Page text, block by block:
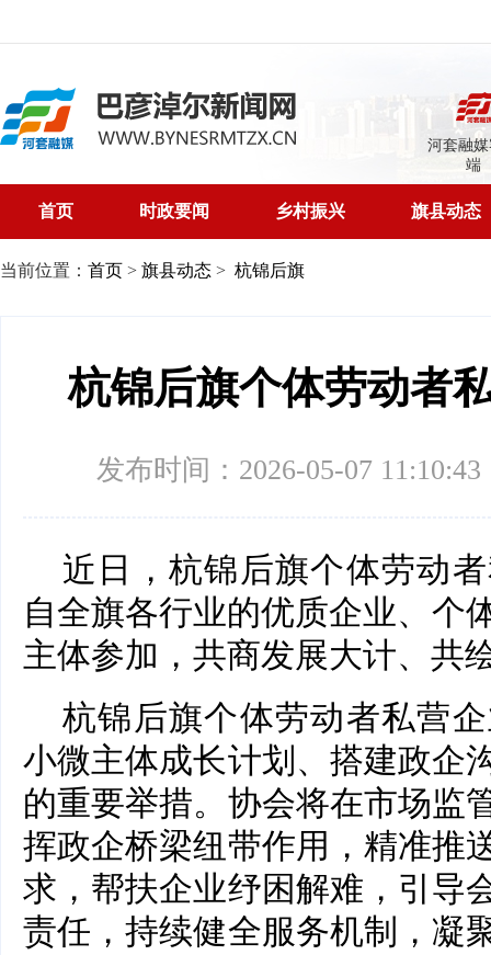
河套融
端
首页 时政要闻 乡村振兴 旗县动态
当前位置： 首页 > 旗县动态 > 杭锦后旗
杭锦后旗个体劳动者
发布时间：2026-05-07 11:10:43
近日，杭锦后旗个体劳动
自全旗各行业的优质企业、个
主体参加，共商发展大计、共
杭锦后旗个体劳动者私营
小微主体成长计划、搭建政企
的重要举措。协会将在市场监
挥政企桥梁纽带作用，精准推
求，帮扶企业纾困解难，引导
责任，持续健全服务机制，凝